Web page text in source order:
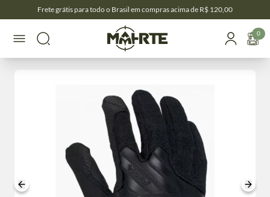
Frete grátis para todo o Brasil em compras acima de R$ 120,00
0